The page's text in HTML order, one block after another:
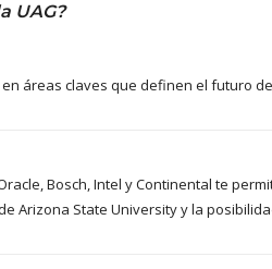
UAG?
áreas claves que definen el futuro
Bosch, Intel y Continental te
State University y la